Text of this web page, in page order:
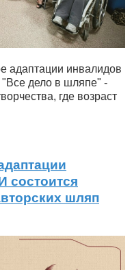
адаптации инвалидов
"Все дело в шляпе" -
где возраст
шляп